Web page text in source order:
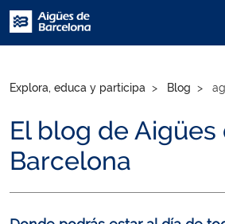
Explora, educa y participa Blog
El blog de Aigües
Barcelona